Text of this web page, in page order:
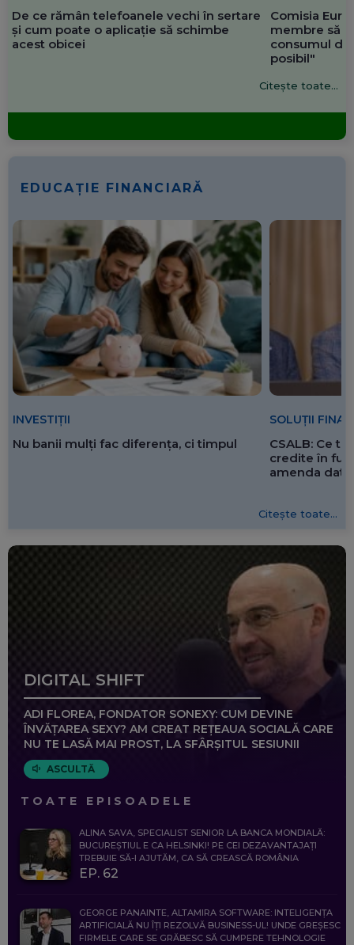
De ce rămân telefoanele vechi în sertare
și cum poate o aplicație să schimbe
acest obicei
Comisia
membre să
consumul de
posibil"
Citește toate...
EDUCAȚIE FINANCIARĂ
INVESTIȚII
Nu banii mulți fac diferența, ci timpul
SOLUȚII
CSALB: Ce
credite în
amenda
Citește toate...
DIGITAL SHIFT
ADI FLOREA, FONDATOR SONEXY: CUM DEVINE
ÎNVĂȚAREA SEXY? AM CREAT REȚEAUA SOCIALĂ CARE
NU TE LASĂ MAI PROST, LA SFÂRȘITUL SESIUNII
ASCULTĂ
TOATE EPISOADELE
ALINA SAVA, SPECIALIST SENIOR LA BANCA MONDIALĂ:
BUCUREȘTIUL E CA HELSINKI! PE CEI DEZAVANTAJAȚI
TREBUIE SĂ-I AJUTĂM, CA SĂ CREASCĂ ROMÂNIA
EP. 62
GEORGE PANAINTE, ALTAMIRA SOFTWARE: INTELIGENȚA
ARTIFICIALĂ NU ÎȚI REZOLVĂ BUSINESS-UL! UNDE GREȘESC
FIRMELE CARE SE GRĂBESC SĂ CUMPERE TEHNOLOGIE